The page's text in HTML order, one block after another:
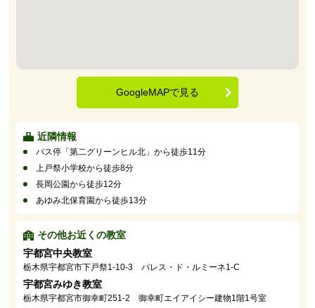
GoogleMAPで見る
近隣情報
バス停「第二グリーンヒル北」から徒歩11分
上戸祭小学校から徒歩8分
長岡公園から徒歩12分
あゆみ北保育園から徒歩13分
その他お近くの教室
宇都宮中央教室
栃木県宇都宮市下戸祭1-10-3 パレス・ド・ルミーネ1-C
宇都宮みゆき教室
栃木県宇都宮市御幸町251-2 御幸町エイアイシー建物1階1号室